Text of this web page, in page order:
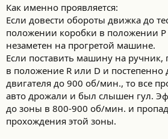
Как именно проявляется:
Если довести обороты движка до
положении коробки в положении P
незаметен на прогретой машине.
Если поставить машину на ручник,
в положение R или D и постепенно
двигателя до 900 об/мин., то все
авто дрожали и был слышен гул.
до зоны в 800-900 об/мин. и
прохождения этой зоны.